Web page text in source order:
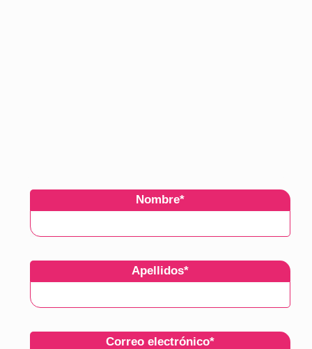
Nombre*
Apellidos*
Correo electrónico*